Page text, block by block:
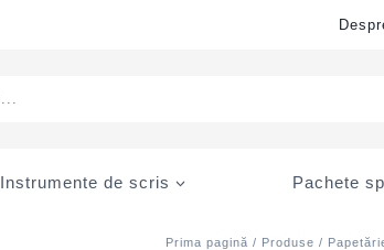
Instrumente de scris Pachete
Prima pagină / Produse /